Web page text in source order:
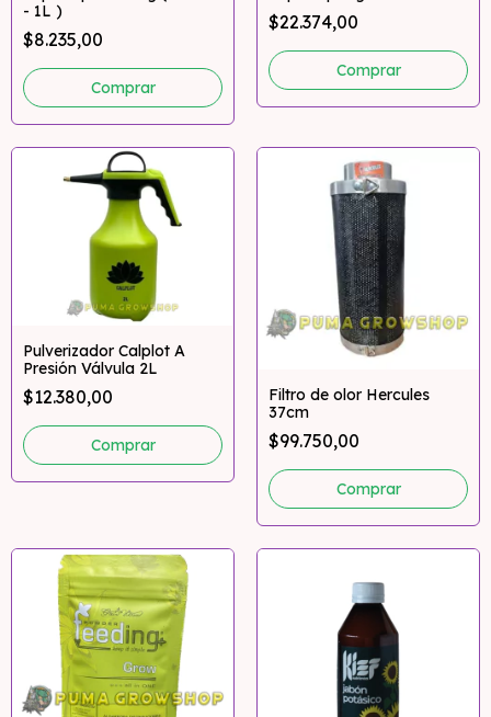
- 1L )
$8.235,00
Comprar
$22.374,00
Pulverizador Calplot A
Presión Válvula 2L
$12.380,00
Filtro de olor Hercules
37cm
$99.750,00